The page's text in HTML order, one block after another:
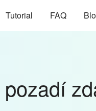
Tutorial FAQ